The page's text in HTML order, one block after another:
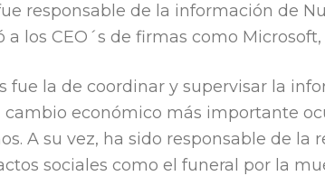
responsable de la información de
los CEO´s de firmas como Microsoft,
fue la de coordinar y supervisar la
cambio económico más importante
A su vez, ha sido responsable de la
sociales como el funeral por la